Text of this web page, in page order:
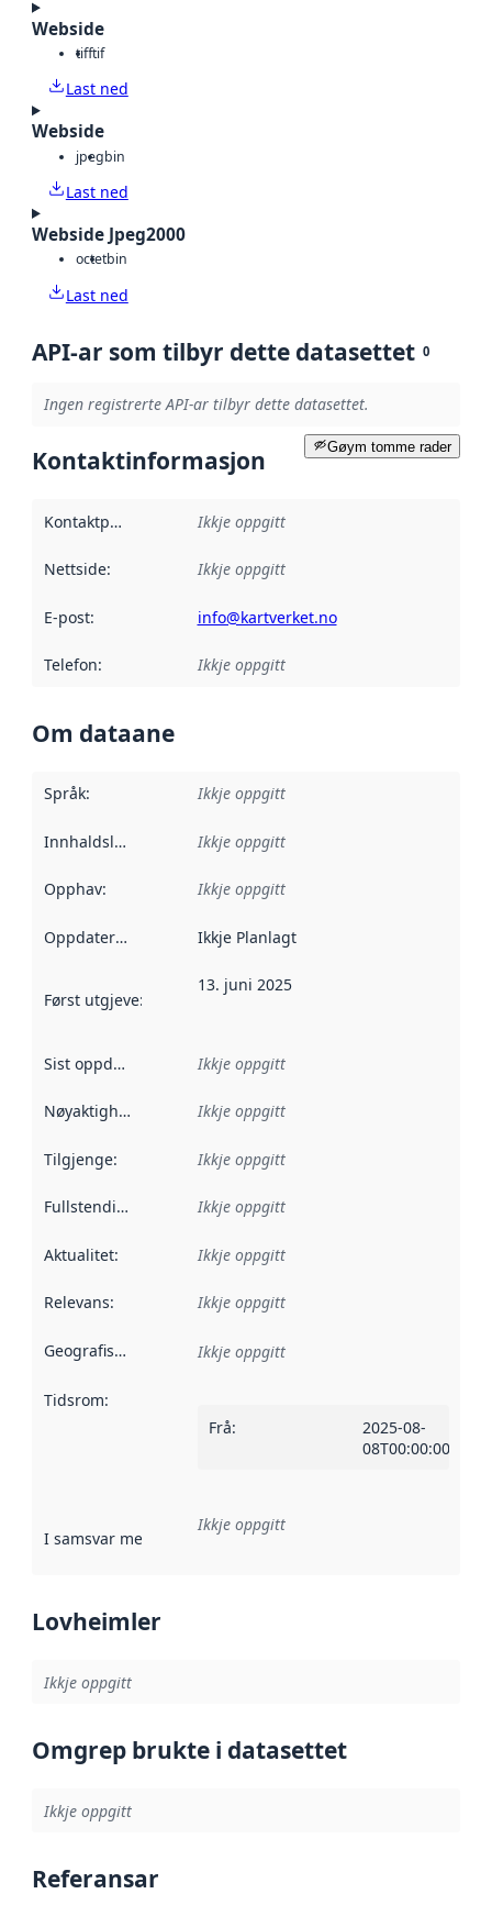
Webside
tifftif
Last ned
Webside
jpegbin
Last ned
Webside Jpeg2000
octetbin
Last ned
API-ar som tilbyr dette datasettet 0
Ingen registrerte API-ar tilbyr dette datasettet.
Gøym tomme rader
Kontaktinformasjon
Kontaktpunkt Ikkje oppgitt
Nettside: Ikkje oppgitt
E-post: info@kartverket.no
Telefon: Ikkje oppgitt
Om dataane
Språk: Ikkje oppgitt
Innhaldsleverandørar :
Ikkje oppgitt
Opphav: Ikkje oppgitt
Oppdateringsfrekvens :
Ikkje Planlagt
Først utgjeve: Denne datoen seier når dataa i dette
13. juni 2025
Sist oppdatert Ikkje oppgitt
Nøyaktigheit Ikkje oppgitt
Tilgjenge: Ikkje oppgitt
Fullstendigheit Ikkje oppgitt
Aktualitet: Ikkje oppgitt
Relevans: Ikkje oppgitt
Geografisk område Ikkje oppgitt
Tidsrom:
Frå:
2025-08-
08T00:00:00Z
I samsvar med Referanse til ei implementeringsregel eller
Ikkje oppgitt
Lovheimler
Ikkje oppgitt
Omgrep brukte i datasettet
Ikkje oppgitt
Referansar